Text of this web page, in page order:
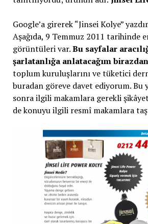
Google’a girerek “Jinsei Kolye”
Aşağıda, 9 Temmuz 2011 tarihinde
görüntüleri var.Bu sayfalar
şarlatanlığa anlatacağım
toplum kuruluşlarını ve tüketici
buradan göreve davet ediyorum. Bu
sonra ilgili makamlara gerekli
de konuyu ilgili resmî makamlara